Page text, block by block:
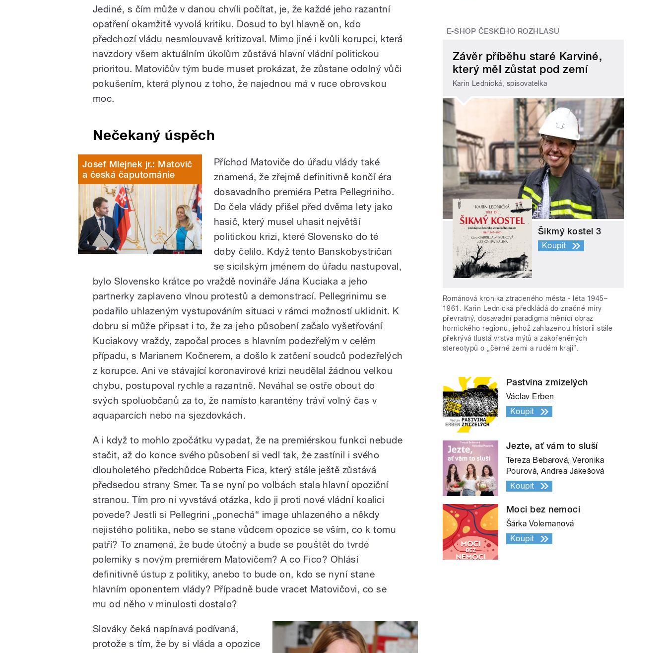
Jediné, s čím může v danou chvíli počítat, je, že každé jeho razantní
opatření okamžitě vyvolá kritiku. Dosud to byl hlavně on, kdo
předchozí vládu nesmlouvavě kritizoval. Mimo jiné i kvůli korupci, která
navzdory všem aktuálním úkolům zůstává hlavní vládní politickou
prioritou. Matovičův tým bude muset prokázat, že zůstane odolný vůči
pokušením, která plynou z toho, že najednou má v ruce obrovskou
moc.
Nečekaný úspěch
Josef Mlejnek jr.: Matovič
a česká čaputománie
Příchod Matoviče do úřadu vlády také
znamená, že zřejmě definitivně končí éra
dosavadního premiéra Petra Pellegriniho.
Do čela vlády přišel před dvěma lety jako
hasič, který musel uhasit největší
politickou krizi, které Slovensko do té
doby čelilo. Když tento Banskobystričan
se sicilským jménem do úřadu nastupoval,
bylo Slovensko krátce po vraždě novináře Jána Kuciaka a jeho
partnerky zaplaveno vlnou protestů a demonstrací. Pellegrinimu se
podařilo uhlazeným vystupováním situaci v rámci možností uklidnit. K
dobru si může připsat i to, že za jeho působení začalo vyšetřování
Kuciakovy vraždy, započal proces s hlavním podezřelým v celém
případu, s Marianem Kočnerem, a došlo k zatčení soudců podezřelých
z korupce. Ani ve stávající koronavirové krizi neudělal žádnou velkou
chybu, postupoval rychle a razantně. Neváhal se ostře obout do
svých spoluobčanů za to, že namísto karantény tráví volný čas v
aquaparcích nebo na sjezdovkách.
A i když to mohlo zpočátku vypadat, že na premiérskou funkci nebude
stačit, až do konce svého působení si vedl tak, že zastínil i svého
dlouholetého předchůdce Roberta Fica, který stále ještě zůstává
předsedou strany Smer. Ta se nyní po volbách stala hlavní opoziční
stranou. Tím pro ni vyvstává otázka, kdo ji proti nové vládní koalici
povede? Jestli si Pellegrini „ponechá“ image uhlazeného a někdy
nejistého politika, nebo se stane vůdcem opozice se vším, co k tomu
patří? To znamená, že bude útočný a bude se pouštět do tvrdé
polemiky s novým premiérem Matovičem? A co Fico? Ohlásí
definitivně ústup z politiky, anebo to bude on, kdo se nyní stane
hlavním oponentem vlády? Případně bude vracet Matovičovi, co se
mu od něho v minulosti dostalo?
Slováky čeká napínavá podívaná,
protože s tím, že by si vláda a opozice
E-SHOP ČESKÉHO ROZHLASU
Závěr příběhu staré Karviné,
který měl zůstat pod zemí
Karin Lednická, spisovatelka
Šikmý kostel 3
Koupit
Románová kronika ztraceného města - léta 1945–
1961. Karin Lednická předkládá do značné míry
převratný, dosavadní paradigma měnící obraz
hornického regionu, jehož zahlazenou historii stále
překrývá tlustá vrstva mýtů a zakořeněných
stereotypů o „černé zemi a rudém kraji“.
Pastvina zmizelých
Václav Erben
Koupit
Jezte, ať vám to sluší
Tereza Bebarová, Veronika
Pourová, Andrea Jakešová
Koupit
Moci bez nemoci
Šárka Volemanová
Koupit